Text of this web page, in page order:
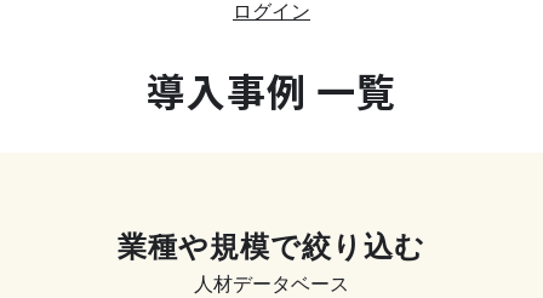
ログイン
導入事例 一覧
業種や規模で絞り込む
人材データベース